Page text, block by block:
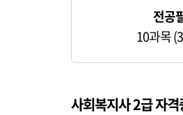
전공
10과목
사회복지사 2급 자